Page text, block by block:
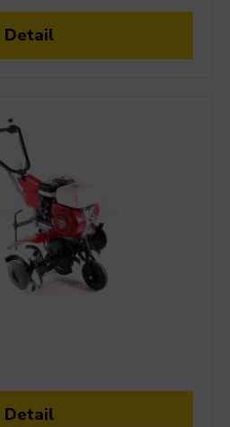
Detail
Detail